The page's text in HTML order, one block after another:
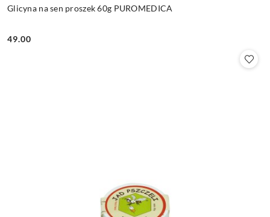
Glicyna na sen proszek 60g PUROMEDICA
Cena:
49.00